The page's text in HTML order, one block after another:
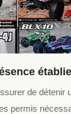
de détenir
permis